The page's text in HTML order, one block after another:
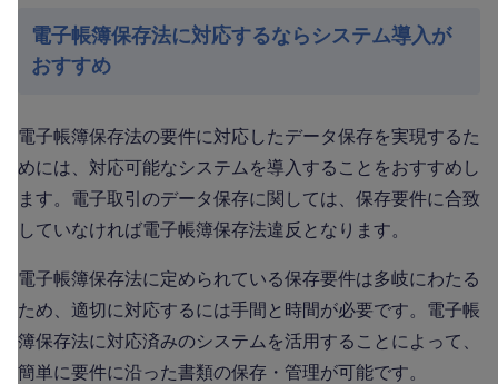
電子帳簿保存法に対応するならシステム導入が
おすすめ
電子帳簿保存法の要件に対応したデータ保存を実現するた
めには、対応可能なシステムを導入することをおすすめし
ます。電子取引のデータ保存に関しては、保存要件に合致
していなければ電子帳簿保存法違反となります。
電子帳簿保存法に定められている保存要件は多岐にわたる
ため、適切に対応するには手間と時間が必要です。電子帳
簿保存法に対応済みのシステムを活用することによって、
簡単に要件に沿った書類の保存・管理が可能です。